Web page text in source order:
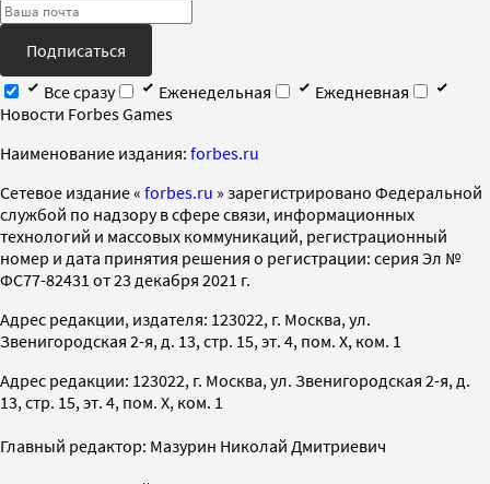
Подписаться
Все сразу
Еженедельная
Ежедневная
Новости Forbes Games
Наименование издания: forbes.ru
Cетевое издание « forbes.ru » зарегистрировано Федеральной
службой по надзору в сфере связи, информационных
технологий и массовых коммуникаций, регистрационный
номер и дата принятия решения о регистрации: серия Эл №
ФС77-82431 от 23 декабря 2021 г.
Адрес редакции, издателя: 123022, г. Москва, ул.
Звенигородская 2-я, д. 13, стр. 15, эт. 4, пом. X, ком. 1
Адрес редакции: 123022, г. Москва, ул. Звенигородская 2-я, д.
13, стр. 15, эт. 4, пом. X, ком. 1
Главный редактор: Мазурин Николай Дмитриевич